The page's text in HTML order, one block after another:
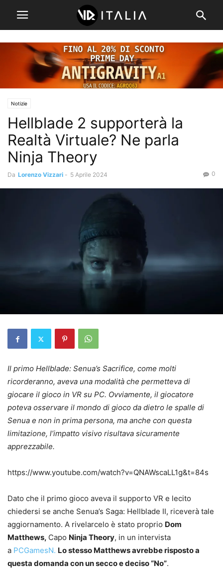
Notizie
Hellblade 2 supporterà la
Realtà Virtuale? Ne parla
Ninja Theory
Da Lorenzo Vizzari - 5 Aprile 2024 0
Il primo Hellblade: Senua’s Sacrifice, come molti
ricorderanno, aveva una modalità che permetteva di
giocare il gioco in VR su PC. Ovviamente, il giocatore
poteva osservare il mondo di gioco da dietro le spalle di
Senua e non in prima persona, ma anche con questa
limitazione, l’impatto visivo risultava sicuramente
apprezzabile.
https://www.youtube.com/watch?v=QNAWscaLL1g&t=84s
Dato che il primo gioco aveva il supporto VR e lecito
chiedersi se anche Senua’s Saga: Hellblade II, riceverà tale
aggiornamento. A rivelarcelo è stato proprio Dom
Matthews, Capo Ninja Theory, in un intervista
a PCGamesN. Lo stesso Matthews avrebbe risposto a
questa domanda con un secco e deciso “No”.